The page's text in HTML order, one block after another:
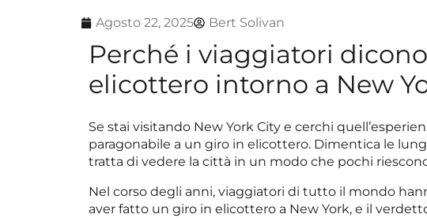
Agosto 22, 2025 Bert Solivan
Perché i viaggiatori
elicottero intorno a New
Se stai visitando New York City e cerchi
paragonabile a un giro in elicottero. Dimentica le
tratta di vedere la città in un modo che pochi
Nel corso degli anni, viaggiatori di tutto il mondo
aver fatto un giro in elicottero a New York, e il